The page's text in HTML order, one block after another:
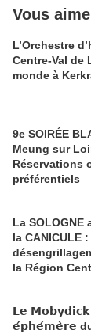
Vous
L’Orchestre
Centre-Val de
monde à
9e SOIRÉE
Meung sur
Réservations
préférentiels
La
la CANICULE
la Région
𝗟𝗲 𝗠𝗼𝗯𝘆𝗱𝗶𝗰𝗸
𝗲́𝗽𝗵𝗲́𝗺𝗲̀𝗿𝗲 du